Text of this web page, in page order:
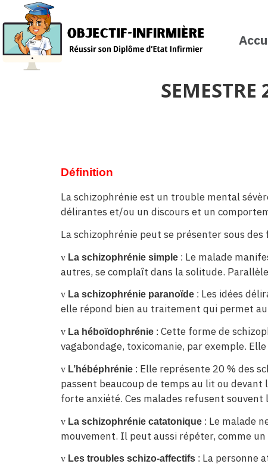
Définition
La schizophrénie est un trouble mental
délirantes et/ou un discours et un
La schizophrénie peut se présenter sous
v La schizophrénie simple : Le malade
autres, se complaît dans la solitude.
v La schizophrénie paranoïde : Les idées
elle répond bien au traitement qui permet
v La héboïdophrénie : Cette forme de
vagabondage, toxicomanie, par exemple.
v L’hébéphrénie : Elle représente 20 % des
passent beaucoup de temps au lit ou
forte anxiété. Ces malades refusent
v La schizophrénie catatonique : Le malade
mouvement. Il peut aussi répéter, comme
v Les troubles schizo-affectifs : La personne